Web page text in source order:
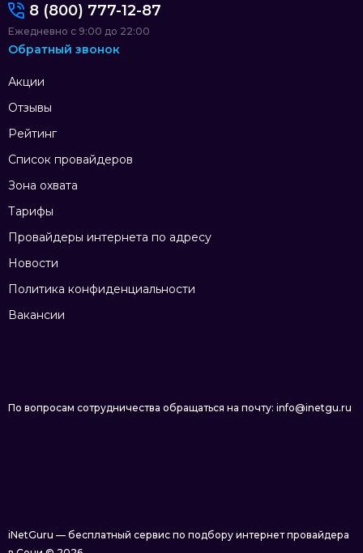
Акции
Отзывы
Рейтинг
Список провайдеров
Зона охвата
Тарифы
Провайдеры интернета по адресу
Новости
Политика конфиденциальности
Вакансии
8 (800) 777-12-87
Ежедневно с 9:00 до 22:00
Обратный звонок
По вопросам сотрудничества обращаться на почту: info@inetgu.ru
iNetGuru — бесплатный сервис по подбору интернет провайдера